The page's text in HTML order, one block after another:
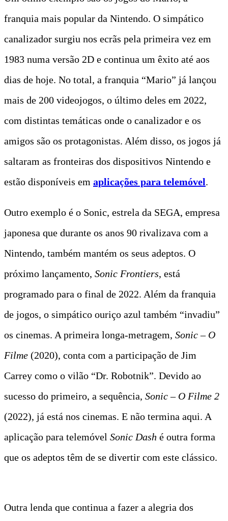
franquia mais popular da Nintendo. O simpático
canalizador surgiu nos ecrãs pela primeira vez em
1983 numa versão 2D e continua um êxito até aos
dias de hoje. No total, a franquia “Mario” já lançou
mais de 200 videojogos, o último deles em 2022,
com distintas temáticas onde o canalizador e os
amigos são os protagonistas. Além disso, os jogos já
saltaram as fronteiras dos dispositivos Nintendo e
estão disponíveis em aplicações para telemóvel.
Outro exemplo é o Sonic, estrela da SEGA, empresa
japonesa que durante os anos 90 rivalizava com a
Nintendo, também mantém os seus adeptos. O
próximo lançamento, Sonic Frontiers, está
programado para o final de 2022. Além da franquia
de jogos, o simpático ouriço azul também “invadiu”
os cinemas. A primeira longa-metragem, Sonic – O
Filme (2020), conta com a participação de Jim
Carrey como o vilão “Dr. Robotnik”. Devido ao
sucesso do primeiro, a sequência, Sonic – O Filme 2
(2022), já está nos cinemas. E não termina aqui. A
aplicação para telemóvel Sonic Dash é outra forma
que os adeptos têm de se divertir com este clássico.
Outra lenda que continua a fazer a alegria dos